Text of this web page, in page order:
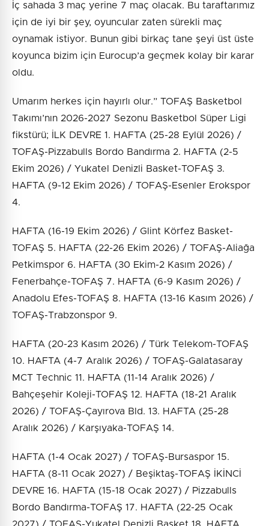
İç sahada 3 maç yerine 7 maç olacak. Bu taraftarımız
için de iyi bir şey, oyuncular zaten sürekli maç
oynamak istiyor. Bunun gibi birkaç tane şeyi üst üste
koyunca bizim için Eurocup’a geçmek kolay bir karar
oldu.
Umarım herkes için hayırlı olur.” TOFAŞ Basketbol
Takımı’nın 2026-2027 Sezonu Basketbol Süper Ligi
fikstürü; İLK DEVRE 1. HAFTA (25-28 Eylül 2026) /
TOFAŞ-Pizzabulls Bordo Bandırma 2. HAFTA (2-5
Ekim 2026) / Yukatel Denizli Basket-TOFAŞ 3.
HAFTA (9-12 Ekim 2026) / TOFAŞ-Esenler Erokspor
4.
HAFTA (16-19 Ekim 2026) / Glint Körfez Basket-
TOFAŞ 5. HAFTA (22-26 Ekim 2026) / TOFAŞ-Aliağa
Petkimspor 6. HAFTA (30 Ekim-2 Kasım 2026) /
Fenerbahçe-TOFAŞ 7. HAFTA (6-9 Kasım 2026) /
Anadolu Efes-TOFAŞ 8. HAFTA (13-16 Kasım 2026) /
TOFAŞ-Trabzonspor 9.
HAFTA (20-23 Kasım 2026) / Türk Telekom-TOFAŞ
10. HAFTA (4-7 Aralık 2026) / TOFAŞ-Galatasaray
MCT Technic 11. HAFTA (11-14 Aralık 2026) /
Bahçeşehir Koleji-TOFAŞ 12. HAFTA (18-21 Aralık
2026) / TOFAŞ-Çayırova Bld. 13. HAFTA (25-28
Aralık 2026) / Karşıyaka-TOFAŞ 14.
HAFTA (1-4 Ocak 2027) / TOFAŞ-Bursaspor 15.
HAFTA (8-11 Ocak 2027) / Beşiktaş-TOFAŞ İKİNCİ
DEVRE 16. HAFTA (15-18 Ocak 2027) / Pizzabulls
Bordo Bandırma-TOFAŞ 17. HAFTA (22-25 Ocak